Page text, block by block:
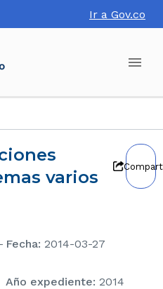
Ir a Gov.co
varios
Fecha: 2014-03-27
Año expediente: 2014